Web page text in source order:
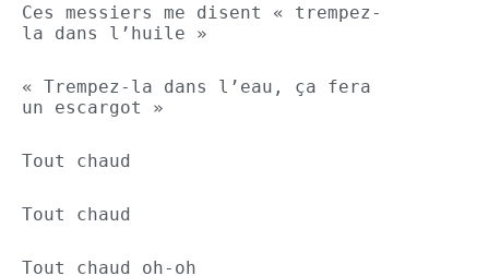
Ces messiers me disent « trempez-
la dans l’huile »
« Trempez-la dans l’eau, ça fera
un escargot »
Tout chaud
Tout chaud
Tout chaud oh-oh